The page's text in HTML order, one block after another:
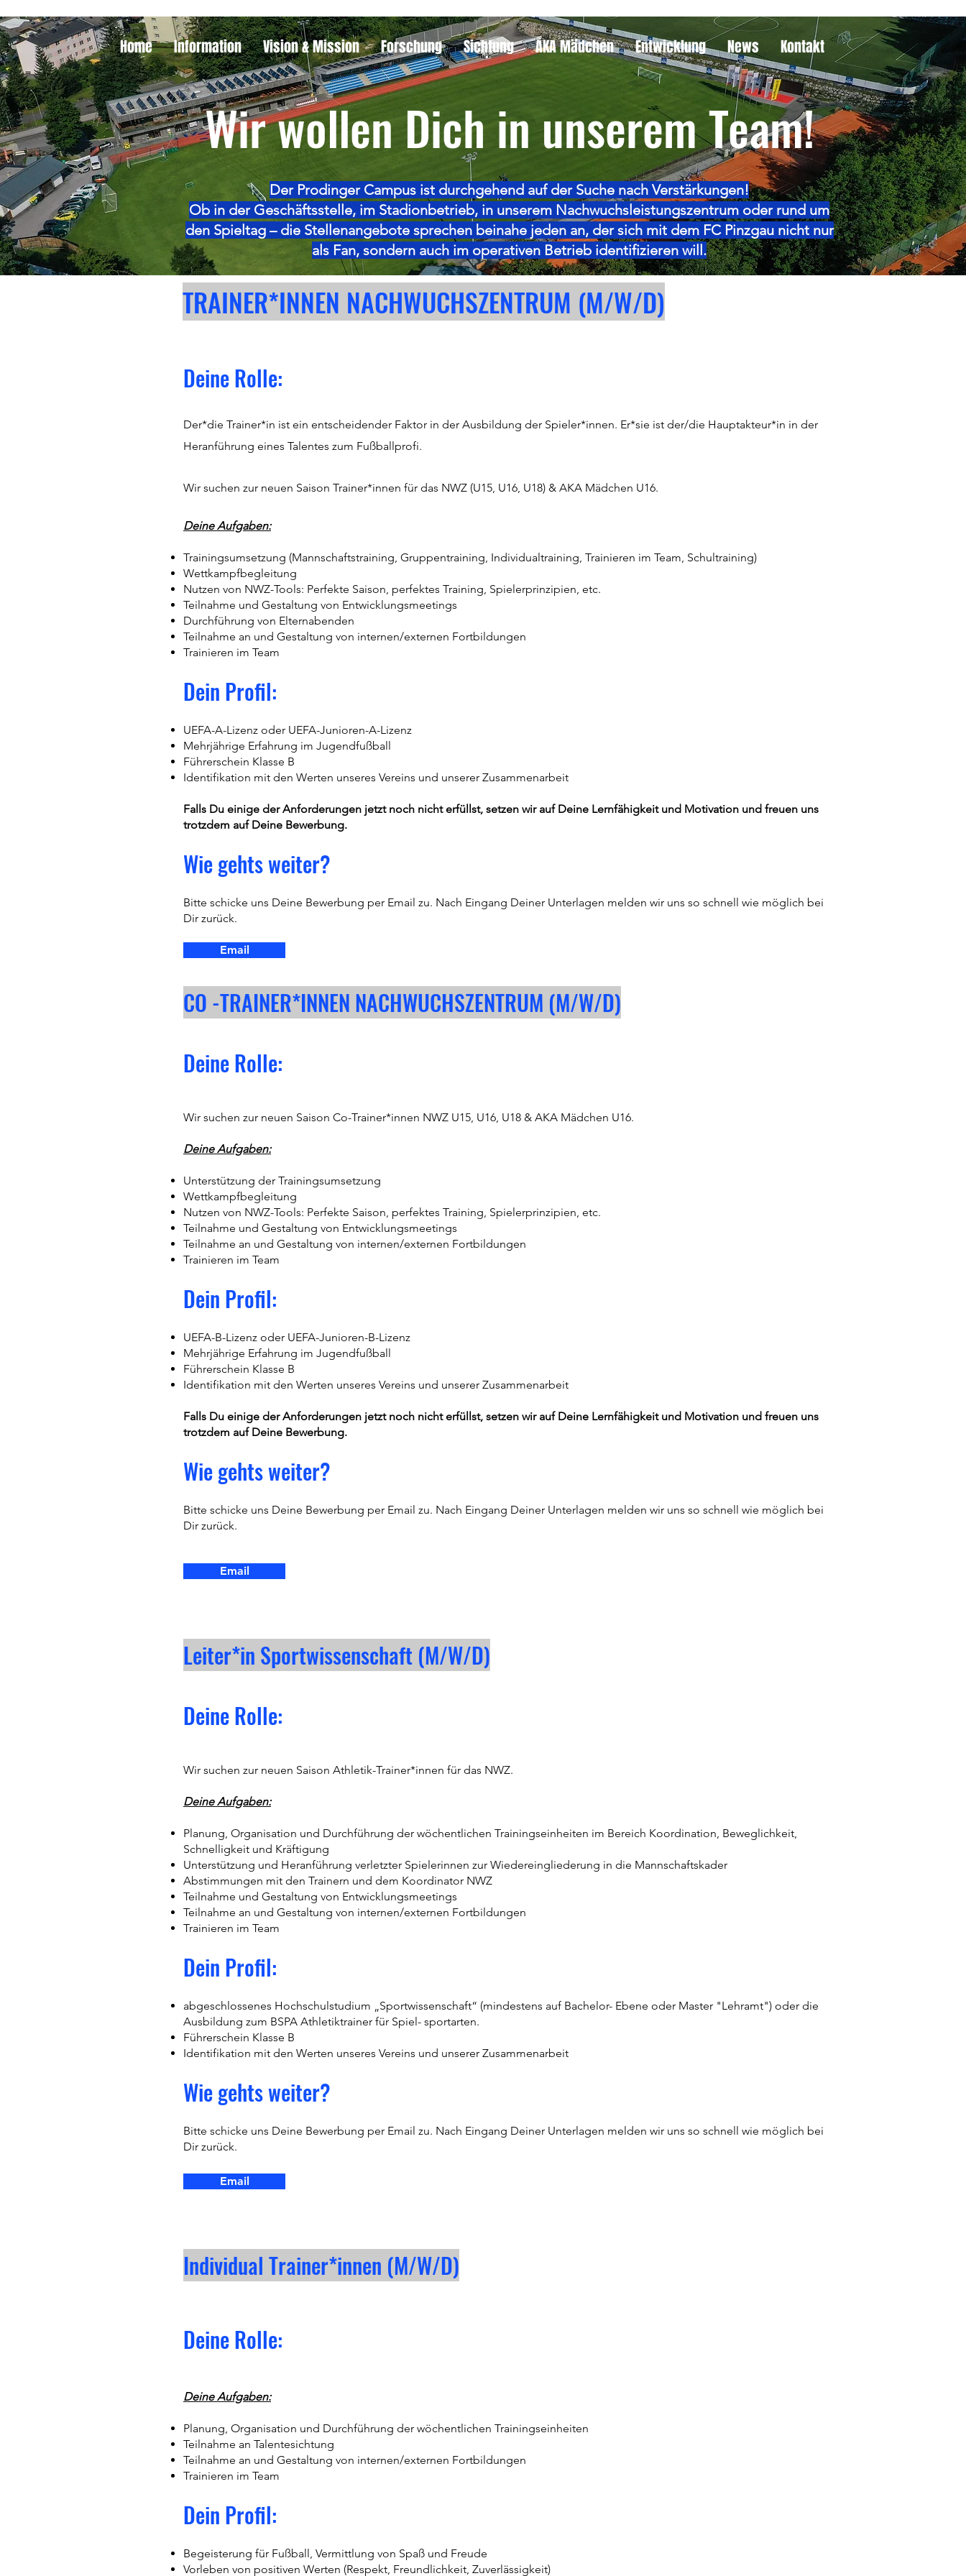
Home Information Vision & Mission Forschung Sichtung AKA Mädchen Entwicklung News Kontakt
Wir wollen Dich in unserem Team!
Der Prodinger Campus ist durchgehend auf der Suche nach Verstärkungen!
Ob in der Geschäftsstelle, im Stadionbetrieb, in unserem Nachwuchsleistungszentrum oder rund um
den Spieltag – die Stellenangebote sprechen beinahe jeden an, der sich mit dem FC Pinzgau nicht nur
als Fan, sondern auch im operativen Betrieb identifizieren will.
TRAINER*INNEN NACHWUCHSZENTRUM (M/W/D)
Deine Rolle:
Der*die Trainer*in ist ein entscheidender Faktor in der Ausbildung der Spieler*innen. Er*sie ist der/die Hauptakteur*in in der
Heranführung eines Talentes zum Fußballprofi.
Wir suchen zur neuen Saison Trainer*innen für das NWZ (U15, U16, U18) & AKA Mädchen U16.
Deine Aufgaben:
Trainingsumsetzung (Mannschaftstraining, Gruppentraining, Individualtraining, Trainieren im Team, Schultraining)
Wettkampfbegleitung
Nutzen von NWZ-Tools: Perfekte Saison, perfektes Training, Spielerprinzipien, etc.
Teilnahme und Gestaltung von Entwicklungsmeetings
Durchführung von Elternabenden
Teilnahme an und Gestaltung von internen/externen Fortbildungen
Trainieren im Team
Dein Profil:
UEFA-A-Lizenz oder UEFA-Junioren-A-Lizenz
Mehrjährige Erfahrung im Jugendfußball
Führerschein Klasse B
Identifikation mit den Werten unseres Vereins und unserer Zusammenarbeit
Falls Du einige der Anforderungen jetzt noch nicht erfüllst, setzen wir auf Deine Lernfähigkeit und Motivation und freuen uns
trotzdem auf Deine Bewerbung.
Wie gehts weiter?
Bitte schicke uns Deine Bewerbung per Email zu. Nach Eingang Deiner Unterlagen melden wir uns so schnell wie möglich bei
Dir zurück.
Email
CO -TRAINER*INNEN NACHWUCHSZENTRUM (M/W/D)
Deine Rolle:
Wir suchen zur neuen Saison Co-Trainer*innen NWZ U15, U16, U18 & AKA Mädchen U16.
Deine Aufgaben:
Unterstützung der Trainingsumsetzung
Wettkampfbegleitung
Nutzen von NWZ-Tools: Perfekte Saison, perfektes Training, Spielerprinzipien, etc.
Teilnahme und Gestaltung von Entwicklungsmeetings
Teilnahme an und Gestaltung von internen/externen Fortbildungen
Trainieren im Team
Dein Profil:
UEFA-B-Lizenz oder UEFA-Junioren-B-Lizenz
Mehrjährige Erfahrung im Jugendfußball
Führerschein Klasse B
Identifikation mit den Werten unseres Vereins und unserer Zusammenarbeit
Falls Du einige der Anforderungen jetzt noch nicht erfüllst, setzen wir auf Deine Lernfähigkeit und Motivation und freuen uns
trotzdem auf Deine Bewerbung.
Wie gehts weiter?
Bitte schicke uns Deine Bewerbung per Email zu. Nach Eingang Deiner Unterlagen melden wir uns so schnell wie möglich bei
Dir zurück.
Email
Leiter*in Sportwissenschaft (M/W/D)
Deine Rolle:
Wir suchen zur neuen Saison Athletik-Trainer*innen für das NWZ.
Deine Aufgaben:
Planung, Organisation und Durchführung der wöchentlichen Trainingseinheiten im Bereich Koordination, Beweglichkeit,
Schnelligkeit und Kräftigung
Unterstützung und Heranführung verletzter Spielerinnen zur Wiedereingliederung in die Mannschaftskader
Abstimmungen mit den Trainern und dem Koordinator NWZ
Teilnahme und Gestaltung von Entwicklungsmeetings
Teilnahme an und Gestaltung von internen/externen Fortbildungen
Trainieren im Team
Dein Profil:
abgeschlossenes Hochschulstudium „Sportwissenschaft“ (mindestens auf Bachelor- Ebene oder Master "Lehramt") oder die
Ausbildung zum BSPA Athletiktrainer für Spiel- sportarten.
Führerschein Klasse B
Identifikation mit den Werten unseres Vereins und unserer Zusammenarbeit
Wie gehts weiter?
Bitte schicke uns Deine Bewerbung per Email zu. Nach Eingang Deiner Unterlagen melden wir uns so schnell wie möglich bei
Dir zurück.
Email
Individual Trainer*innen (M/W/D)
Deine Rolle:
Deine Aufgaben:
Planung, Organisation und Durchführung der wöchentlichen Trainingseinheiten
Teilnahme an Talentesichtung
Teilnahme an und Gestaltung von internen/externen Fortbildungen
Trainieren im Team
Dein Profil:
Begeisterung für Fußball, Vermittlung von Spaß und Freude
Vorleben von positiven Werten (Respekt, Freundlichkeit, Zuverlässigkeit)